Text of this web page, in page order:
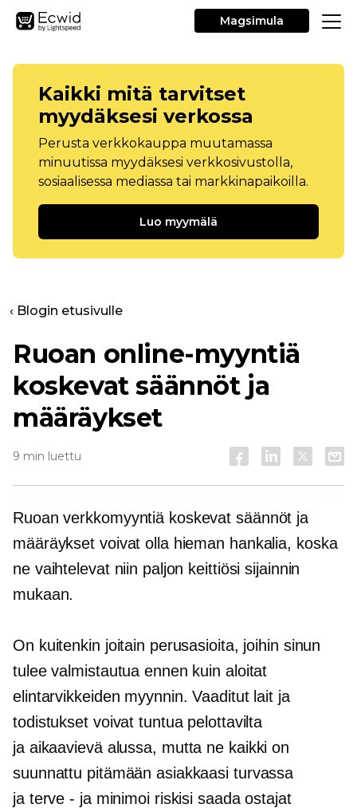
Magsimula
Kaikki mitä tarvitset
myydäksesi verkossa
Perusta verkkokauppa muutamassa
minuutissa myydäksesi verkkosivustolla,
sosiaalisessa mediassa tai markkinapaikoilla.
Luo myymälä
‹ Blogin etusivulle
Ruoan online-myyntiä
koskevat säännöt ja
määräykset
9 min luettu
Ruoan verkkomyyntiä koskevat säännöt ja
määräykset voivat olla hieman hankalia, koska
ne vaihtelevat niin paljon keittiösi sijainnin
mukaan.
On kuitenkin joitain perusasioita, joihin sinun
tulee valmistautua ennen kuin aloitat
elintarvikkeiden myynnin. Vaaditut lait ja
todistukset voivat tuntua pelottavilta
ja aikaavieväalussa, mutta ne kaikki on
suunnattu pitämään asiakkaasi turvassa
ja terve - jaminimoi riskisi saada ostajat